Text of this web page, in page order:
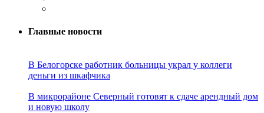
Главные новости
В Белогорске работник больницы украл у коллеги
деньги из шкафчика
В микрорайоне Северный готовят к сдаче арендный дом
и новую школу